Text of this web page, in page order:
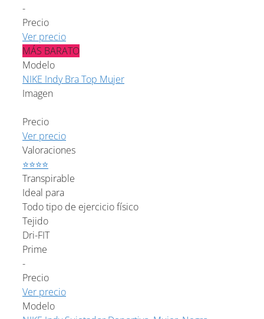
-
Precio
Ver precio
MÁS BARATO
Modelo
NIKE Indy Bra Top Mujer
Imagen
Precio
Ver precio
Valoraciones
⭐⭐⭐⭐
Transpirable
Ideal para
Todo tipo de ejercicio físico
Tejido
Dri-FIT
Prime
-
Precio
Ver precio
Modelo